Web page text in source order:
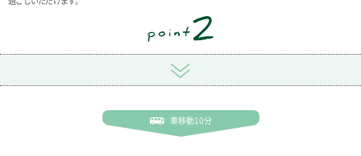
車移動10分